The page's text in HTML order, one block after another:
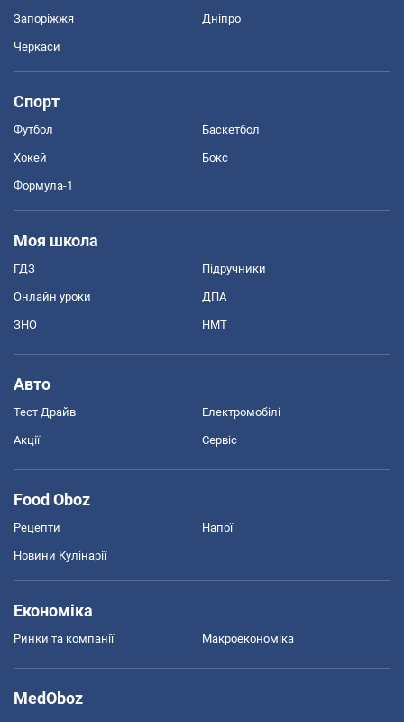
Запоріжжя Дніпро
Черкаси
Спорт
Футбол Баскетбол
Хокей Бокс
Формула-1
Моя школа
ГДЗ Підручники
Онлайн уроки ДПА
ЗНО НМТ
Авто
Тест Драйв Електромобілі
Акції Сервіс
Food Oboz
Рецепти Напої
Новини Кулінарії
Економіка
Ринки та компанії Макроекономіка
MedOboz